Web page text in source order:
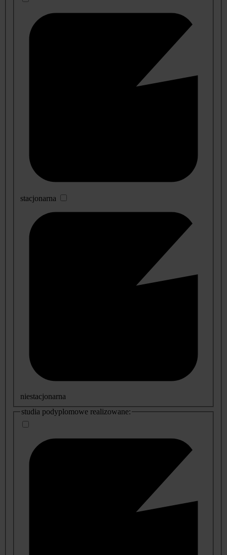
stacjonarna
niestacjonarna
studia podyplomowe realizowane: